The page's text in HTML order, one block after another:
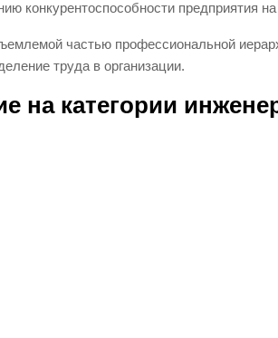
конкурентоспособности предприятия
частью профессиональной
труда в организации.
на категории